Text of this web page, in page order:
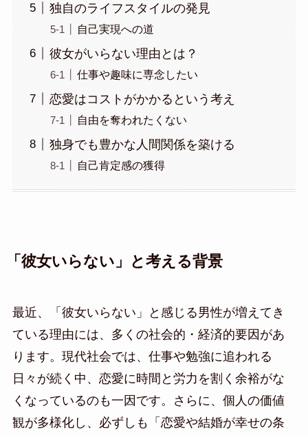
独自のライフスタイルの発見
自己実現への道
彼女がいらない理由とは？
仕事や趣味に専念したい
恋愛はコストがかかるという考え
自由を奪われたくない
独身でも豊かな人間関係を築ける
自己肯定感の獲得
「彼女いらない」と考える背景
最近、「彼女いらない」と感じる男性が増えてき
ている理由には、多くの社会的・経済的要因があ
ります。現代社会では、仕事や勉強に追われる
日々が続く中、恋愛に時間と労力を割く余裕がな
くなっているのも一因です。さらに、個人の価値
観が多様化し、必ずしも「恋愛や結婚が幸せの条